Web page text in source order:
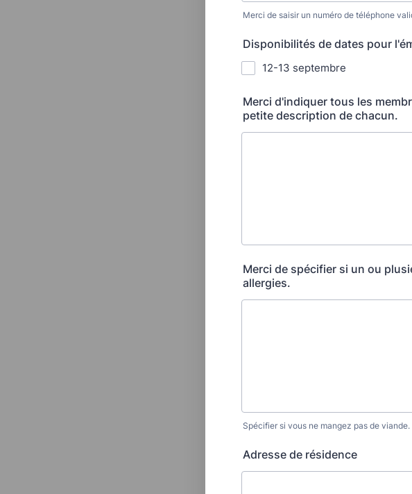
Merci de saisir un numéro de téléphone
Disponibilités de dates pour
12-13 septembre
Merci d'indiquer tous les
petite description de chacun.
Merci de spécifier si un ou
allergies.
Spécifier si vous ne mangez pas de viande.
Adresse de résidence